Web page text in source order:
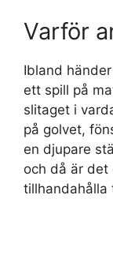
Varför
Ibland
ett spill på
slitaget i
på golvet,
en djupare
och då är det
tillhandahålla